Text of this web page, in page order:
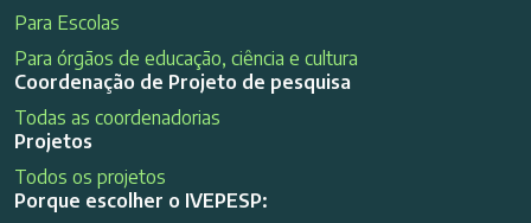
Para Escolas
Para órgãos de educação, ciência e cultura
Coordenação de Projeto de pesquisa
Todas as coordenadorias
Projetos
Todos os projetos
Porque escolher o IVEPESP: